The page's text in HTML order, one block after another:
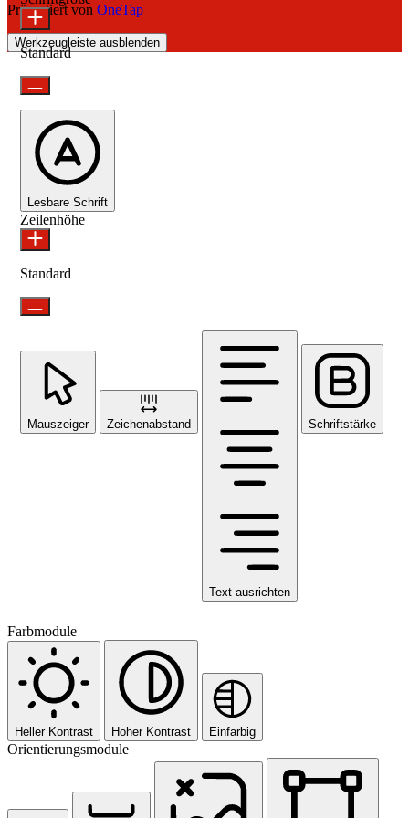
Präsentiert von OneTap
Werkzeugleiste ausblenden
Standard
Lesbare Schrift
Zeilenhöhe
Standard
Mauszeiger Zeichenabstand
Text ausrichten
Schriftstärke
Farbmodule
Heller Kontrast Hoher Kontrast Einfarbig
Orientierungsmodule